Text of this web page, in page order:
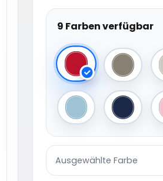
9 Farben verfügbar
City Red Pale Olive
Ocean Blue Light Navy
Ausgewählte Farbe